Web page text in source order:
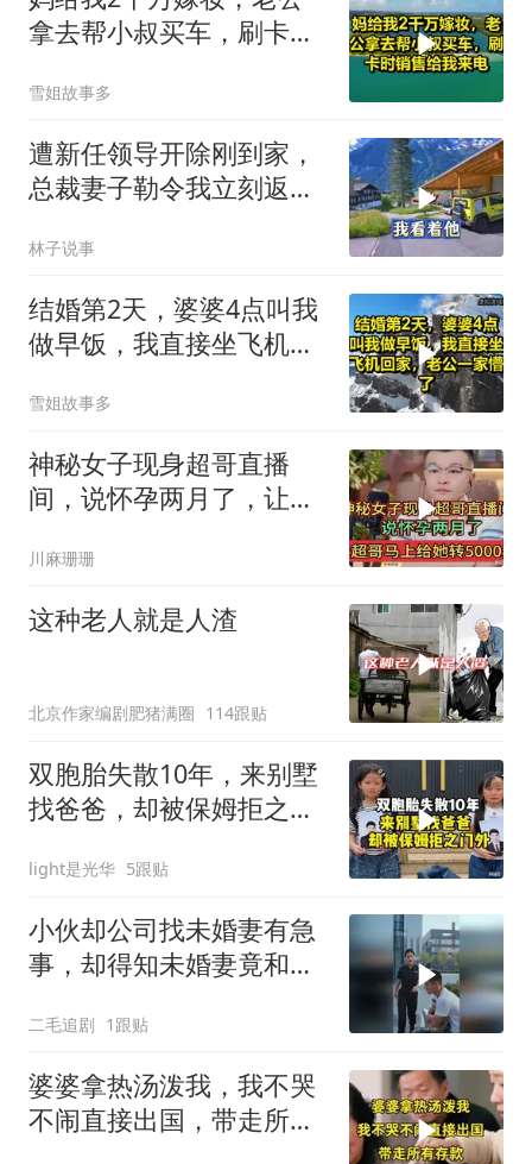
拿去帮小叔买车，刷卡时
雪姐故事多
遭新任领导开除刚到家，
总裁妻子勒令我立刻返
林子说事
结婚第2天，婆婆4点叫我
做早饭，我直接坐飞机回
雪姐故事多
神秘女子现身超哥直播
间，说怀孕两月了，让超
川麻珊珊
这种老人就是人渣
北京作家编剧肥猪满圈 114跟贴
双胞胎失散10年，来别墅
找爸爸，却被保姆拒之门
light是光华 5跟贴
小伙却公司找未婚妻有急
事，却得知未婚妻竟和别
二毛追剧 1跟贴
婆婆拿热汤泼我，我不哭
不闹直接出国，带走所有